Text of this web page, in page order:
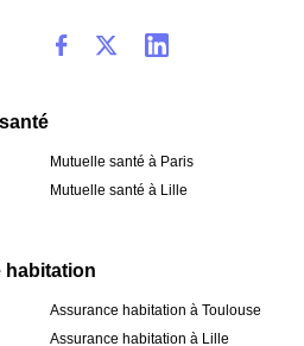
Mutuelle santé à Paris
Mutuelle santé à Lille
habitation
Assurance habitation à Toulouse
Assurance habitation à Lille